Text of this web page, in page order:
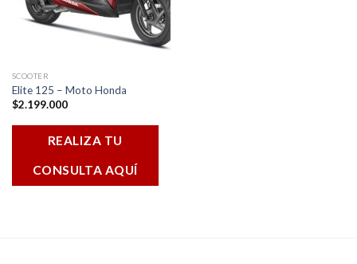
SCOOTER
Elite 125 – Moto Honda
$2.199.000
REALIZA TU
CONSULTA AQUÍ